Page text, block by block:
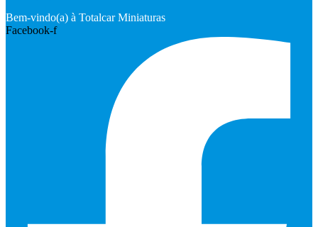
Bem-vindo(a) à Totalcar Miniaturas
Facebook-f